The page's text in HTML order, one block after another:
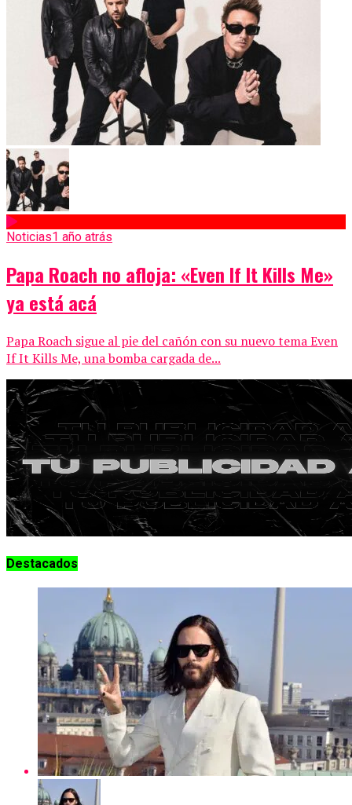
Noticias1 año atrás
Papa Roach no afloja: «Even If It Kills Me»
ya está acá
Papa Roach sigue al pie del cañón con su nuevo tema Even
If It Kills Me, una bomba cargada de...
Destacados